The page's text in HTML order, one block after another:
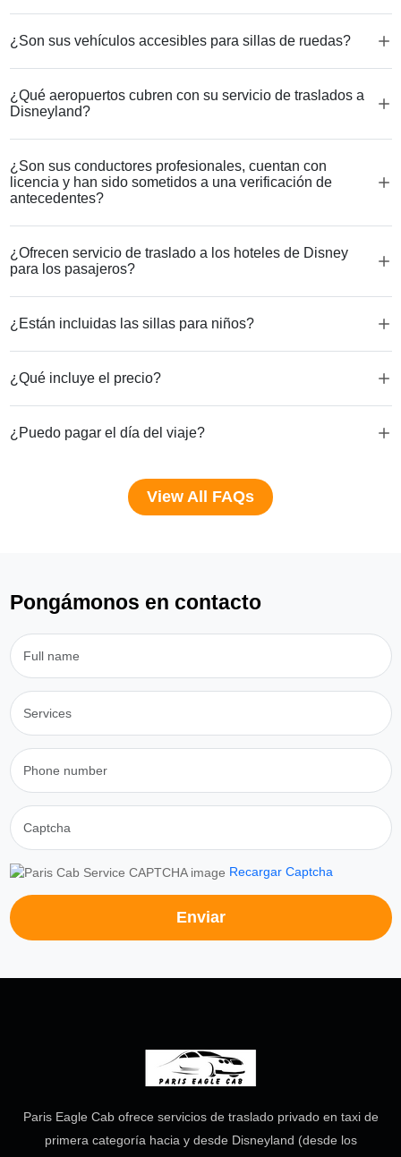
¿Son sus vehículos accesibles para sillas de ruedas?
¿Qué aeropuertos cubren con su servicio de traslados a
Disneyland?
¿Son sus conductores profesionales, cuentan con
licencia y han sido sometidos a una verificación de
antecedentes?
¿Ofrecen servicio de traslado a los hoteles de Disney
para los pasajeros?
¿Están incluidas las sillas para niños?
¿Qué incluye el precio?
¿Puedo pagar el día del viaje?
View All FAQs
Pongámonos en contacto
Recargar Captcha
Enviar
Paris Eagle Cab ofrece servicios de traslado privado en taxi de
primera categoría hacia y desde Disneyland (desde los